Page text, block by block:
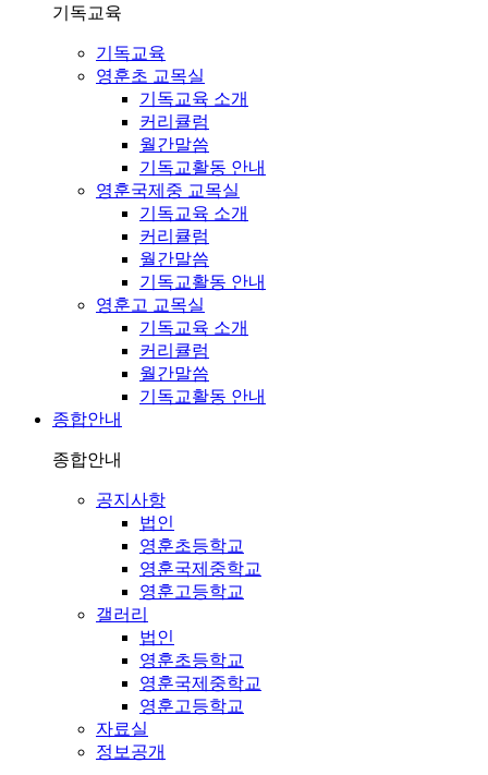
기독교육
기독교육
영훈초 교목실
기독교육 소개
커리큘럼
월간말씀
기독교활동 안내
영훈국제중 교목실
기독교육 소개
커리큘럼
월간말씀
기독교활동 안내
영훈고 교목실
기독교육 소개
커리큘럼
월간말씀
기독교활동 안내
종합안내
종합안내
공지사항
법인
영훈초등학교
영훈국제중학교
영훈고등학교
갤러리
법인
영훈초등학교
영훈국제중학교
영훈고등학교
자료실
정보공개